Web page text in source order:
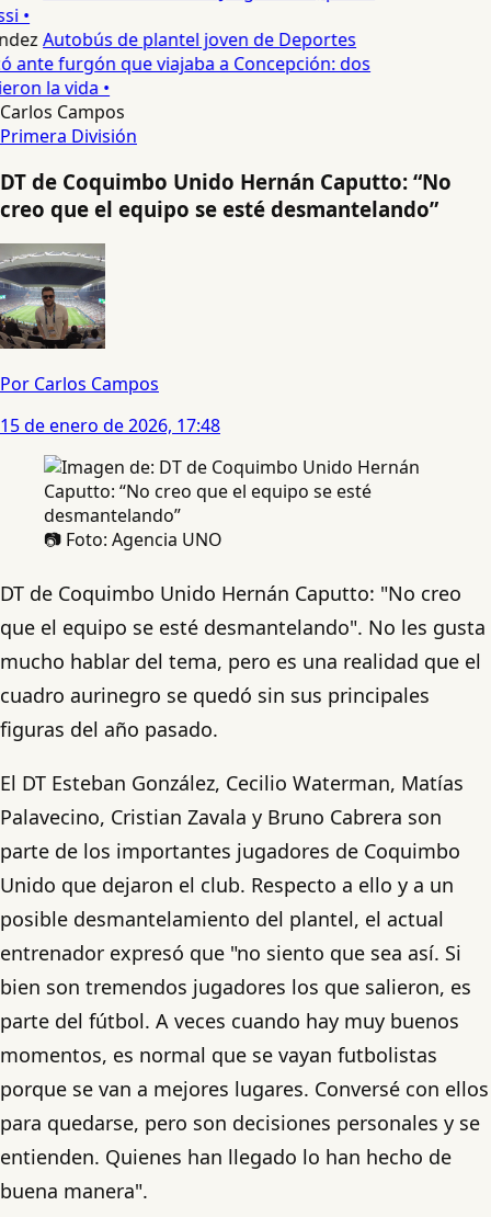
•
Autobús de plantel joven de Deportes
ante furgón que viajaba a Concepción: dos
la vida •
Carlos Campos
Primera División
DT de Coquimbo Unido Hernán Caputto: “No
creo que el equipo se esté desmantelando”
Por Carlos Campos
15 de enero de 2026, 17:48
📷 Foto: Agencia UNO
DT de Coquimbo Unido Hernán Caputto: "No creo
que el equipo se esté desmantelando". No les gusta
mucho hablar del tema, pero es una realidad que el
cuadro aurinegro se quedó sin sus principales
figuras del año pasado.
El DT Esteban González, Cecilio Waterman, Matías
Palavecino, Cristian Zavala y Bruno Cabrera son
parte de los importantes jugadores de Coquimbo
Unido que dejaron el club. Respecto a ello y a un
posible desmantelamiento del plantel, el actual
entrenador expresó que "no siento que sea así. Si
bien son tremendos jugadores los que salieron, es
parte del fútbol. A veces cuando hay muy buenos
momentos, es normal que se vayan futbolistas
porque se van a mejores lugares. Conversé con ellos
para quedarse, pero son decisiones personales y se
entienden. Quienes han llegado lo han hecho de
buena manera".